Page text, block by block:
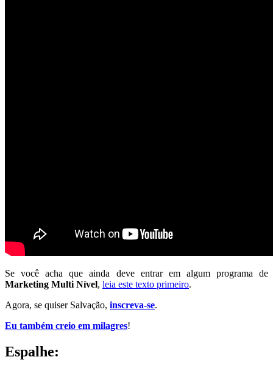
Se você acha que ainda deve entrar em algum programa de
Marketing Multi Nível, leia este texto primeiro.
Agora, se quiser Salvação, inscreva-se.
Eu também creio em milagres!
Espalhe: